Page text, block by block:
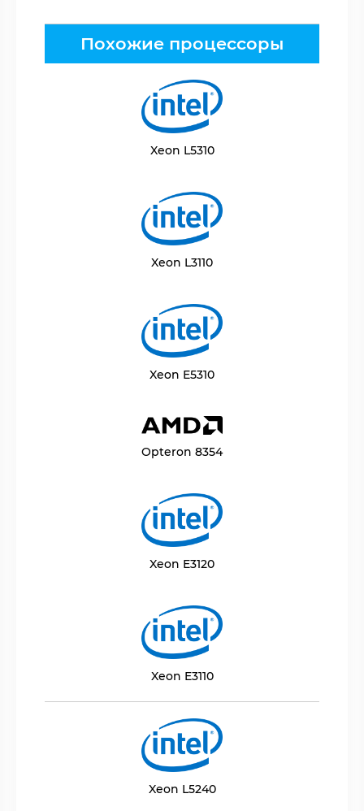
Похожие процессоры
Xeon L5310
Xeon L3110
Xeon E5310
Opteron 8354
Xeon E3120
Xeon E3110
Xeon L5240